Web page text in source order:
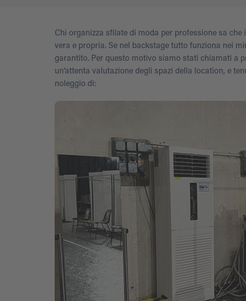
Chi organizza sfilate di moda per professione sa
vera e propria. Se nel backstage tutto funziona nei
garantito. Per questo motivo siamo stati chiamati a
un’attenta valutazione degli spazi della location, e
noleggio di: